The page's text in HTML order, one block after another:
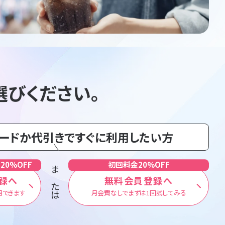
ください。
ドか代引きですぐに利用したい方
へ
きます または
初回料金20%OFF
無料会員登録へ
月会費なしでまずは1回試してみる